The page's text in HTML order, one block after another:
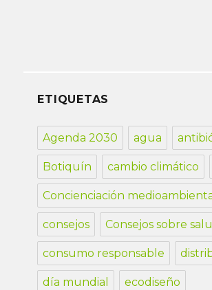
ETIQUETAS
Agenda 2030 agua
Botiquín cambio climático
Concienciación
consejos Consejos sobre
consumo responsable
día mundial ecodiseño